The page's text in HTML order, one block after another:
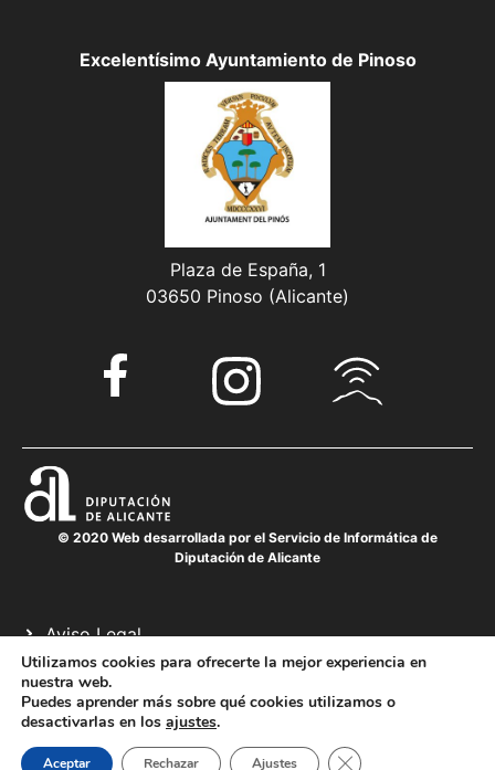
Excelentísimo Ayuntamiento de Pinoso
Plaza de España, 1
03650 Pinoso (Alicante)
© 2020 Web desarrollada por el Servicio de Informática de
Diputación de Alicante
Aviso Legal
Política de cookies
Política de privacidad
Utilizamos cookies para ofrecerte la mejor experiencia en
nuestra web.
Puedes aprender más sobre qué cookies utilizamos o
desactivarlas en los ajustes.
Aceptar Rechazar Ajustes Cerrar el banner de